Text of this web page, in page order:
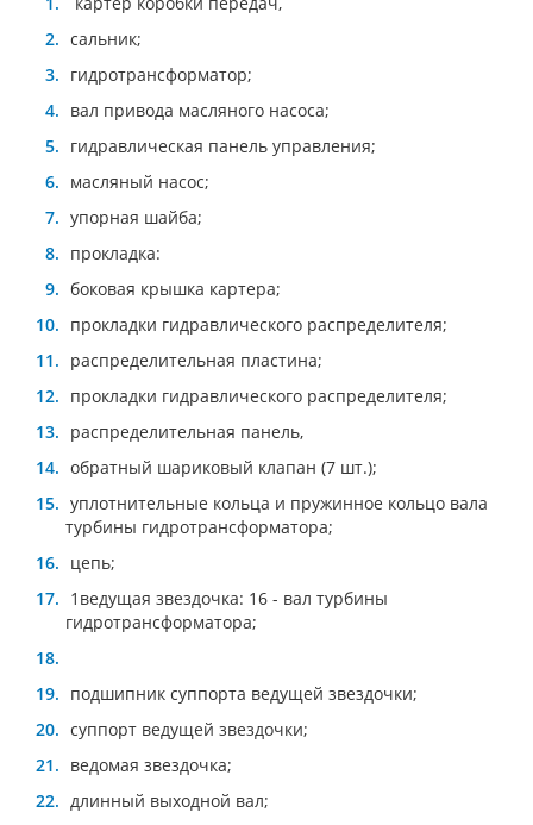
сальник;
гидротрансформатор;
вал привода масляного насоса;
гидравлическая панель управления;
масляный насос;
упорная шайба;
прокладка:
боковая крышка картера;
прокладки гидравлического распределителя;
распределительная пластина;
прокладки гидравлического распределителя;
распределительная панель,
обратный шариковый клапан (7 шт.);
уплотнительные кольца и пружинное кольцо вала
турбины гидротрансформатора;
цепь;
1ведущая звездочка: 16 - вал турбины
гидротрансформатора;
подшипник суппорта ведущей звездочки;
суппорт ведущей звездочки;
ведомая звездочка;
длинный выходной вал;